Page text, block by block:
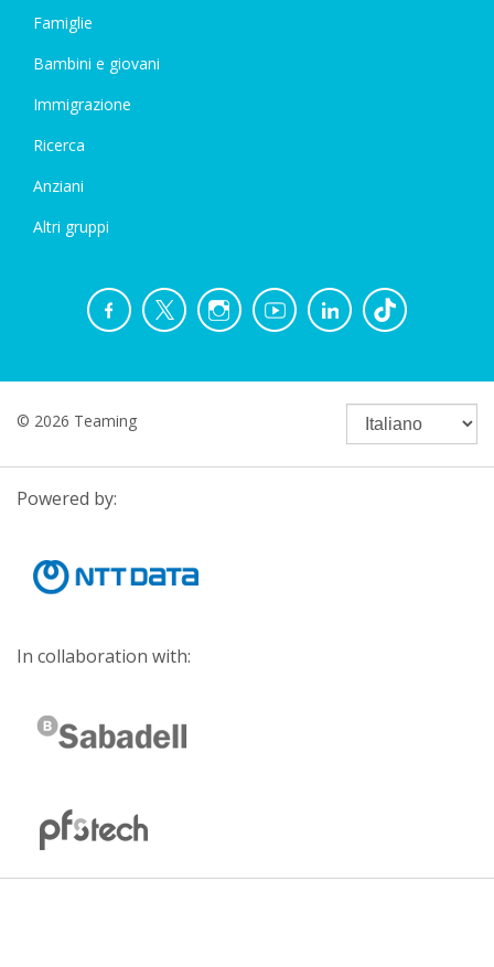
Famiglie
Bambini e giovani
Immigrazione
Ricerca
Anziani
Altri gruppi
© 2026 Teaming
Powered by:
In collaboration with: